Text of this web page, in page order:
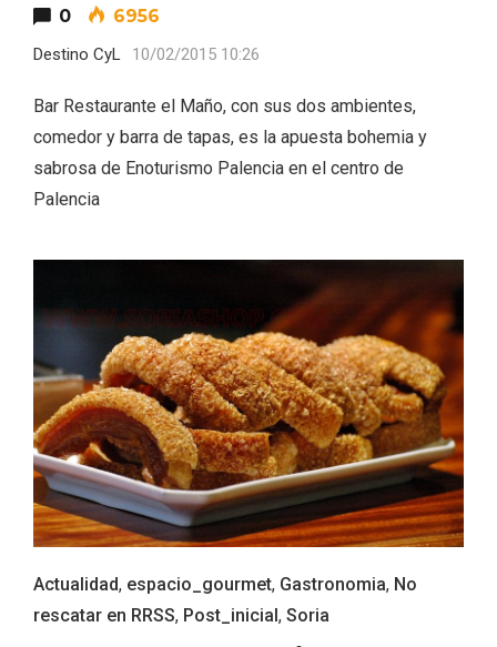
0 6956
Destino CyL 10/02/2015 10:26
Bar Restaurante el Maño, con sus dos ambientes,
comedor y barra de tapas, es la apuesta bohemia y
sabrosa de Enoturismo Palencia en el centro de
Palencia
Actualidad, espacio_gourmet, Gastronomia, No
rescatar en RRSS, Post_inicial, Soria
La zonificación como recurso turístico
de la Ruta del Vino de Rueda